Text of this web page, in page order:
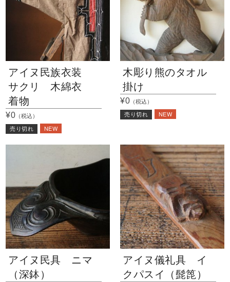
アイヌ民族衣装
サクリ 木綿衣
着物
¥0 （税込）
売り切れ NEW
木彫り熊のタオル
掛け
¥0 （税込）
売り切れ NEW
アイヌ民具 ニマ
（深鉢）
アイヌ儀礼具 イ
クパスイ（髭箆）